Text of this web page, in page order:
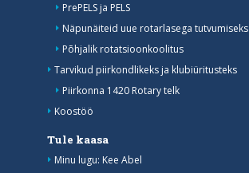
PrePELS ja PELS
Näpunäiteid uue rotarlasega tutvumiseks
Põhjalik rotatsioonkoolitus
Tarvikud piirkondlikeks ja klubiüritusteks
Piirkonna 1420 Rotary telk
Koostöö
Tule kaasa
Minu lugu: Kee Abel